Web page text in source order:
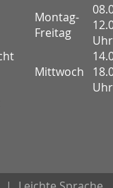
Montag-
Freitag
Uhr
Mittwoch
Uhr